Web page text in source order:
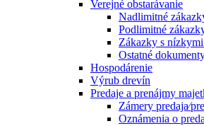
Verejné obstarávanie
Nadlimitné
Podlimitné
Zákazky s
Ostatné
Hospodárenie
Výrub drevín
Predaje a prenájmy
Zámery
Oznámenia o